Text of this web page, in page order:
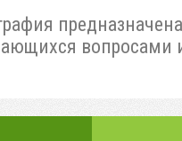
вопросами